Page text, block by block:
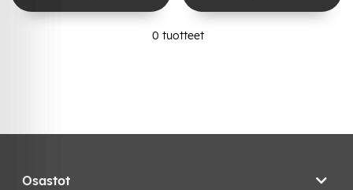
0 tuotteet
Osastot